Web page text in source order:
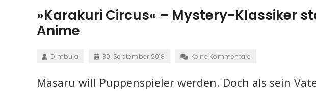
»Karakuri Circus« – Mystery-Klassiker
Anime
Dimbula 30. September 2018 Keine Kommentare
Masaru will Puppenspieler werden. Doch als sein